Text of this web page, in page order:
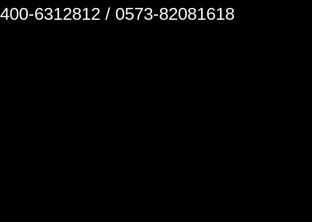
6312812 / 0573-82081618